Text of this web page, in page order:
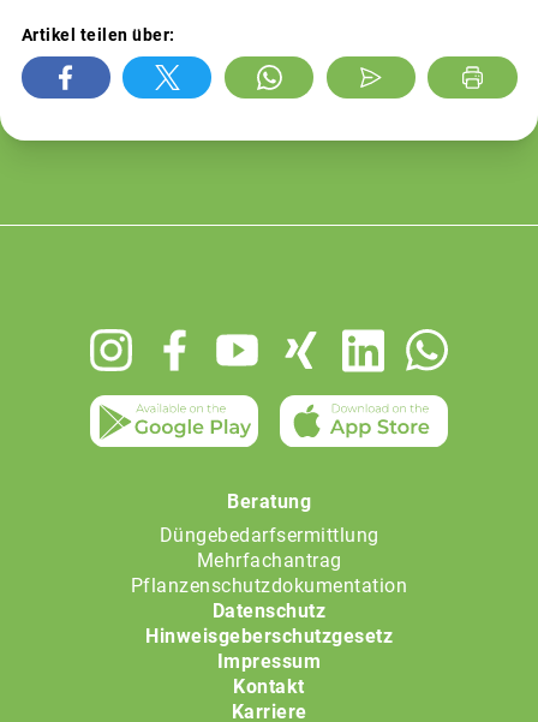
Artikel teilen über:
Beratung
Düngebedarfsermittlung
Mehrfachantrag
Pflanzenschutzdokumentation
Datenschutz
Hinweisgeberschutzgesetz
Impressum
Kontakt
Karriere